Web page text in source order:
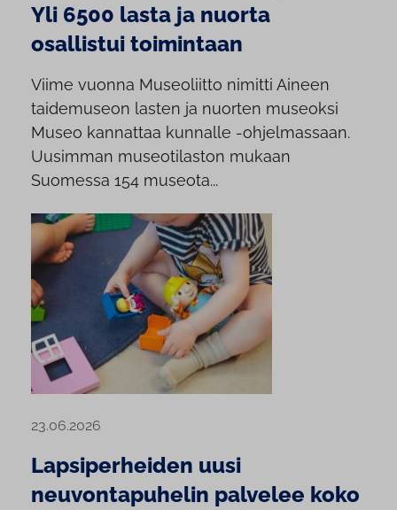
Yli 6500 lasta ja nuorta
osallistui toimintaan
Viime vuonna Museoliitto nimitti Aineen
taidemuseon lasten ja nuorten museoksi
Museo kannattaa kunnalle -ohjelmassaan.
Uusimman museotilaston mukaan
Suomessa 154 museota...
23.06.2026
Lapsiperheiden uusi
neuvontapuhelin palvelee koko